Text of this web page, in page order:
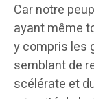
Car notre
ayant même
y compris les
semblant de
scélérate et